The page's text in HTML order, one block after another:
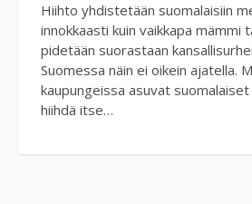
Hiihto yhdistetään suomalaisiin
innokkaasti kuin vaikkapa mämmi
pidetään suorastaan
Suomessa näin ei oikein ajatella.
kaupungeissa asuvat
hiihdä itse…